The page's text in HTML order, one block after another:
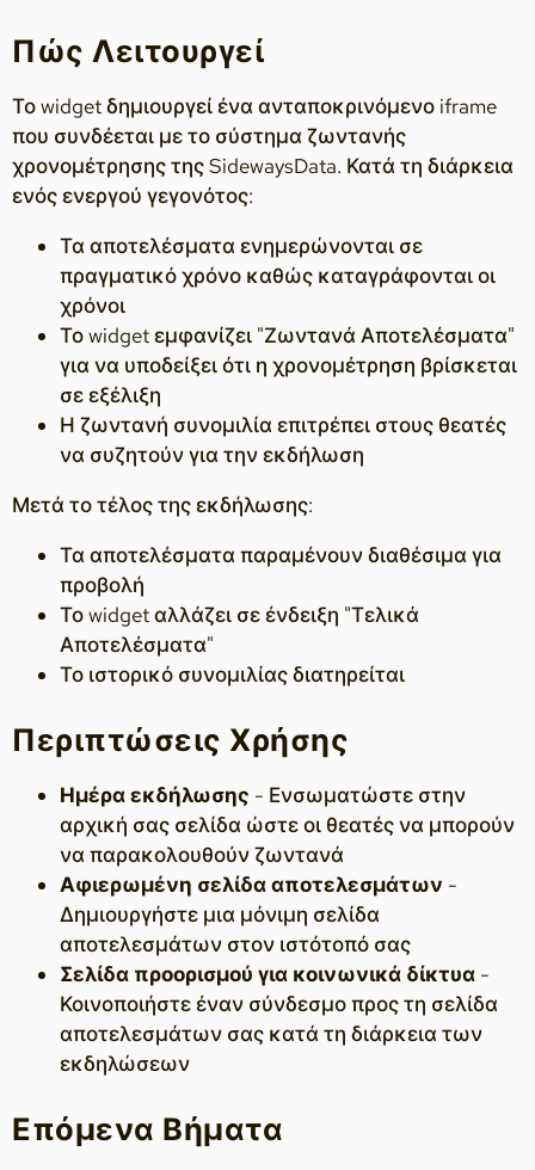
Πώς Λειτουργεί
Το widget δημιουργεί ένα ανταποκρινόμενο iframe
που συνδέεται με το σύστημα ζωντανής
χρονομέτρησης της SidewaysData. Κατά τη διάρκεια
ενός ενεργού γεγονότος:
Τα αποτελέσματα ενημερώνονται σε
πραγματικό χρόνο καθώς καταγράφονται οι
χρόνοι
Το widget εμφανίζει "Ζωντανά Αποτελέσματα"
για να υποδείξει ότι η χρονομέτρηση βρίσκεται
σε εξέλιξη
Η ζωντανή συνομιλία επιτρέπει στους θεατές
να συζητούν για την εκδήλωση
Μετά το τέλος της εκδήλωσης:
Τα αποτελέσματα παραμένουν διαθέσιμα για
προβολή
Το widget αλλάζει σε ένδειξη "Τελικά
Αποτελέσματα"
Το ιστορικό συνομιλίας διατηρείται
Περιπτώσεις Χρήσης
Ημέρα εκδήλωσης - Ενσωματώστε στην
αρχική σας σελίδα ώστε οι θεατές να μπορούν
να παρακολουθούν ζωντανά
Αφιερωμένη σελίδα αποτελεσμάτων -
Δημιουργήστε μια μόνιμη σελίδα
αποτελεσμάτων στον ιστότοπό σας
Σελίδα προορισμού για κοινωνικά δίκτυα -
Κοινοποιήστε έναν σύνδεσμο προς τη σελίδα
αποτελεσμάτων σας κατά τη διάρκεια των
εκδηλώσεων
Επόμενα Βήματα